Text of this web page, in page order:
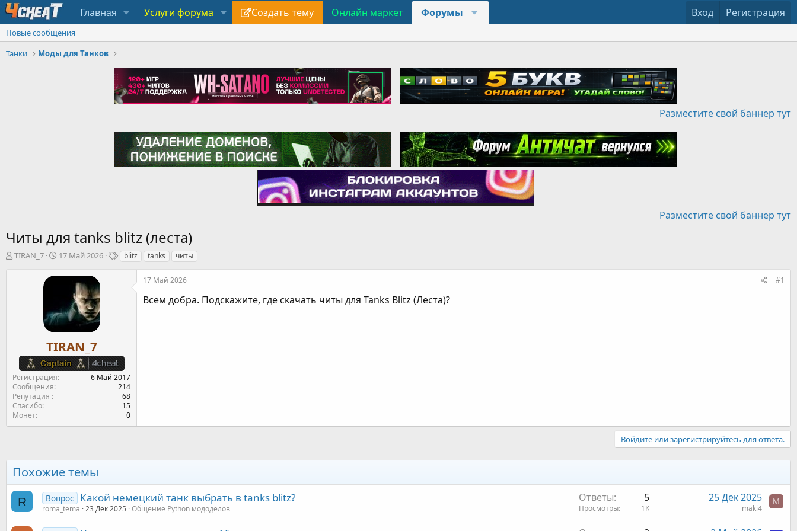
Главная Услуги форума Создать тему Онлайн маркет Форумы Вход Регистрация
Новые сообщения
Танки
Моды для Танков
Разместите свой баннер тут
Разместите свой баннер тут
Читы для tanks blitz (леста)
А
TIRAN_7
Д
т
а
ч
л
а
17 Май 2026
Тblitz tanks читы
TIRAN_7
Регистрация
6 Май 2017
Сообщения
214
Репутация
68
Спасибо
15
Монет
0
17 Май 2026 #1
Всем добра. Подскажите, где скачать читы для Tanks Blitz (Леста)?
Войдите или зарегистрируйтесь для ответа.
Похожие темы
R Вопрос Какой немецкий танк выбрать в tanks blitz?
roma_tema 23 Дек 2025 Общение Python мододелов
Ответы 5
Просмотры 1K
25 Дек 2025
maki4
M